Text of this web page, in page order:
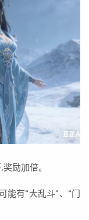
励加倍。
有“大乱斗”、“门